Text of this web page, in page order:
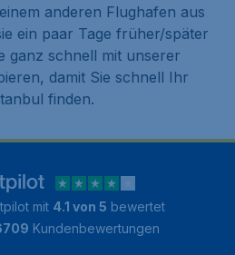
anderen Flughafen aus
ein paar Tage früher/später
ganz schnell mit unserer
damit Sie schnell Ihr
finden.
mit 4.1 von 5 bewertet
Kundenbewertungen